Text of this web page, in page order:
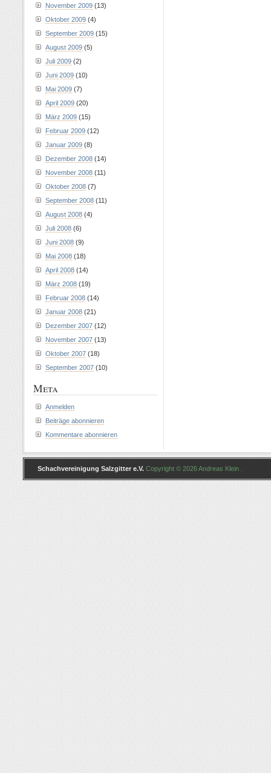
November 2009 (13)
Oktober 2009 (4)
September 2009 (15)
August 2009 (5)
Juli 2009 (2)
Juni 2009 (10)
Mai 2009 (7)
April 2009 (20)
März 2009 (15)
Februar 2009 (12)
Januar 2009 (8)
Dezember 2008 (14)
November 2008 (11)
Oktober 2008 (7)
September 2008 (11)
August 2008 (4)
Juli 2008 (6)
Juni 2008 (9)
Mai 2008 (18)
April 2008 (14)
März 2008 (19)
Februar 2008 (14)
Januar 2008 (21)
Dezember 2007 (12)
November 2007 (13)
Oktober 2007 (18)
September 2007 (10)
Meta
Anmelden
Beiträge abonnieren
Kommentare abonnieren
Schachvereinigung Salzgitter e.V. Copyright © 2026 Andreas Klein .